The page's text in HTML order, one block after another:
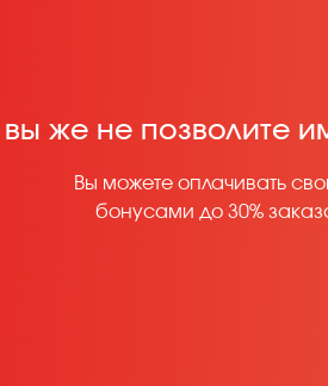
вы же не позволите
Вы можете оплачивать
бонусами до 30%